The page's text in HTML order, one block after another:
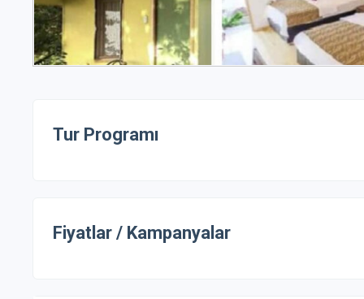
Tur Programı
Fiyatlar / Kampanyalar